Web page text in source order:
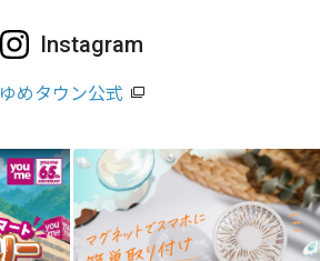
Instagram
ゆめタウン公式